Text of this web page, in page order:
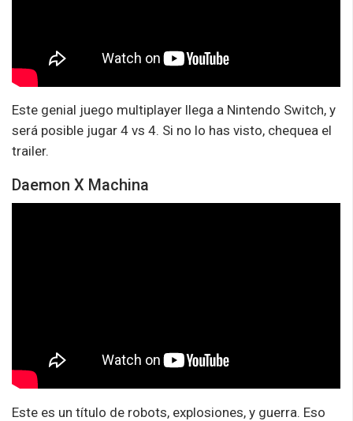
Este genial juego multiplayer llega a Nintendo Switch, y
será posible jugar 4 vs 4. Si no lo has visto, chequea el
trailer.
Daemon X Machina
Este es un título de robots, explosiones, y guerra. Eso